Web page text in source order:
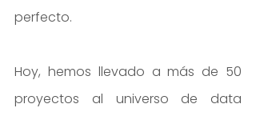
perfecto.
Hoy, hemos llevado a más de 50
proyectos al universo de data